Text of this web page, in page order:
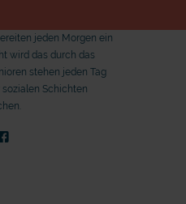
jeden Morgen ein
wird das durch das
stehen jeden Tag
Schichten